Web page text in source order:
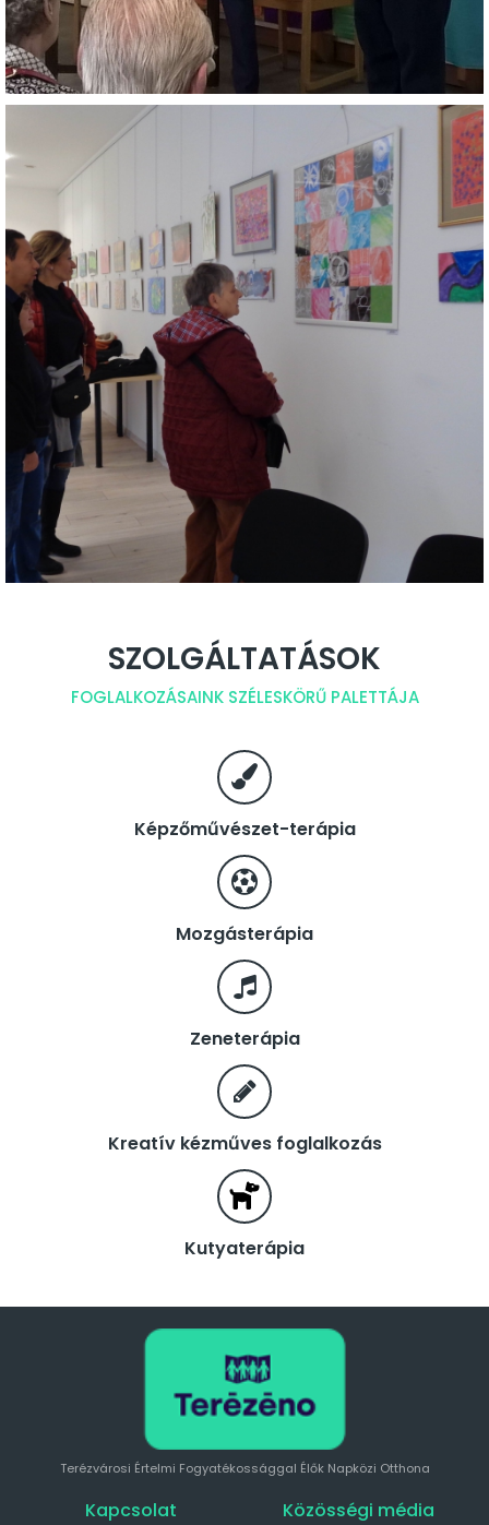
SZOLGÁLTATÁSOK
FOGLALKOZÁSAINK SZÉLESKÖRŰ PALETTÁJA
Képzőművészet-terápia
Mozgásterápia
Zeneterápia
Kreatív kézműves foglalkozás
Kutyaterápia
Terézvárosi Értelmi Fogyatékossággal Élők Napközi Otthona
Kapcsolat Közösségi média